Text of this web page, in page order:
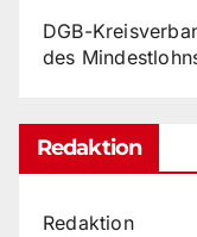
DGB-
des
Redaktion
Redaktion